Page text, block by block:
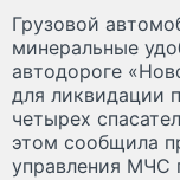
Грузовой
минеральные
автодороге
для ликвидации
четырех
этом сообщила
управления МЧС